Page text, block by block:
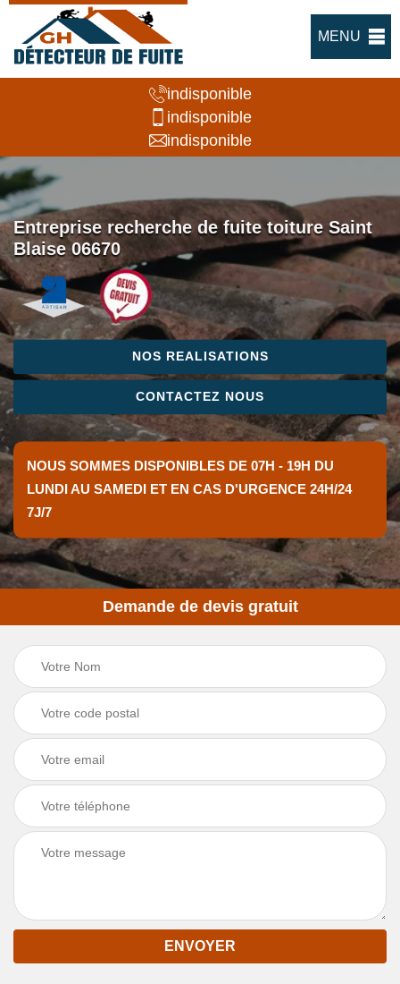
MENU
indisponible
indisponible
indisponible
Entreprise recherche de fuite toiture Saint
Blaise 06670
NOS REALISATIONS
CONTACTEZ NOUS
NOUS SOMMES DISPONIBLES DE 07H - 19H DU
LUNDI AU SAMEDI ET EN CAS D'URGENCE 24H/24
7J/7
Demande de devis gratuit